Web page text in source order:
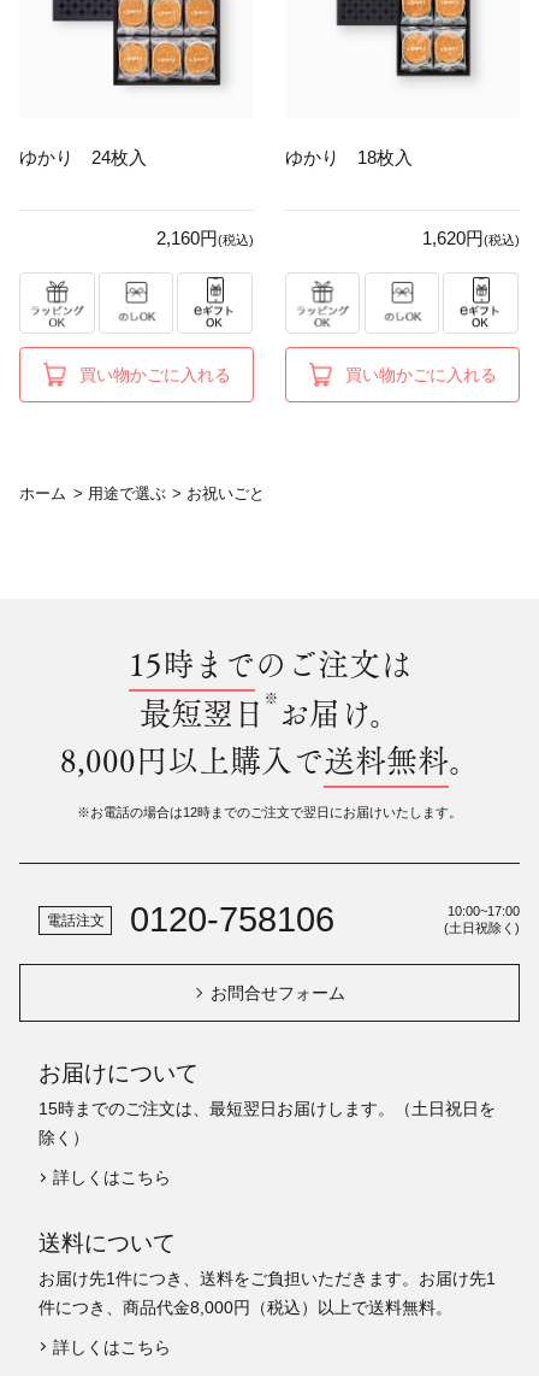
ゆかり 24枚入
2,160円(税込)
買い物かごに入れる
ゆかり 18枚入
1,620円(税込)
買い物かごに入れる
ホーム > 用途で選ぶ > お祝いごと
15時までのご注文は
最短翌日 ※ お届け。
8,000円以上購入で送料無料。
※お電話の場合は12時までのご注文で翌日にお届けいたします。
電話注文 0120-758106
10:00~17:00
(土日祝除く)
お問合せフォーム
お届けについて
15時までのご注文は、最短翌日お届けします。（土日祝日を
除く）
詳しくはこちら
送料について
お届け先1件につき、送料をご負担いただきます。お届け先1
件につき、商品代金8,000円（税込）以上で送料無料。
詳しくはこちら